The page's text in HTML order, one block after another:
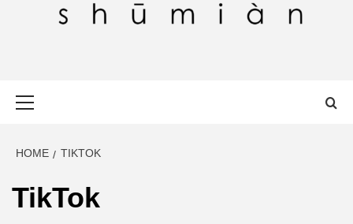
HOME TIKTOK
TikTok